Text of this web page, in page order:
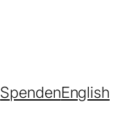
SpendenEnglish